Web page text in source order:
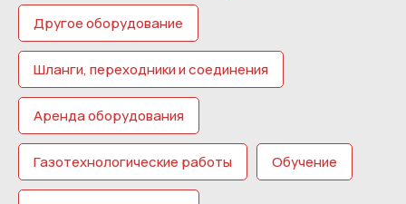
Другое оборудование
Шланги, переходники и соединения
Аренда оборудования
Газотехнологические работы Обучение